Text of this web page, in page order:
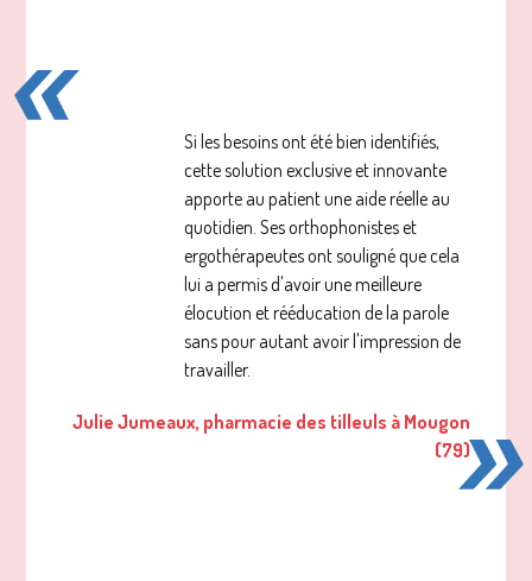
Si les besoins ont été bien identifiés,
cette solution exclusive et innovante
apporte au patient une aide réelle au
quotidien. Ses orthophonistes et
ergothérapeutes ont souligné que cela
lui a permis d'avoir une meilleure
élocution et rééducation de la parole
sans pour autant avoir l'impression de
travailler.
Julie Jumeaux, pharmacie des tilleuls à Mougon
(79)